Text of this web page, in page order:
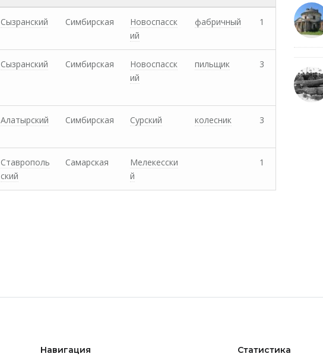
Сызранский Симбирская
Новоспасск
ий
фабричный 1
Сызранский Симбирская
Новоспасск
ий
пильщик 3
Алатырский Симбирская Сурский колесник 3
Ставрополь
ский
Самарская
Мелекесски
й
1
Навигация Статистика